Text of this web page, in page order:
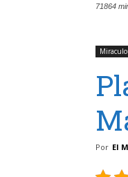
71864
Por El